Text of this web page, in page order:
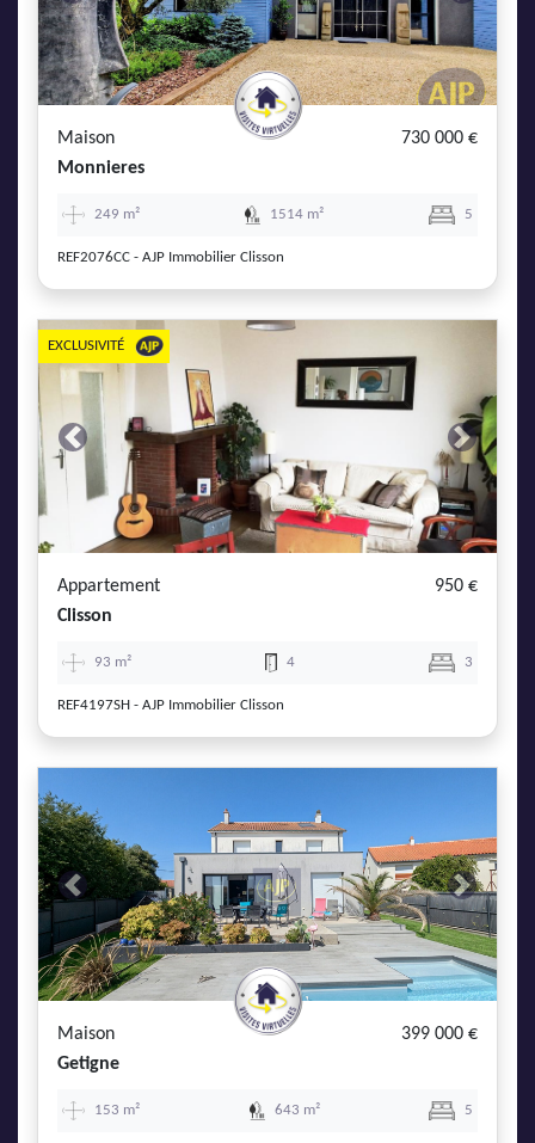
Maison
730 000 €
Monnieres
249 m² 1514 m² 5
REF2076CC - AJP Immobilier Clisson
Previous Next
EXCLUSIVITÉ
Appartement
950 €
Clisson
93 m² 4 3
REF4197SH - AJP Immobilier Clisson
Previous Next
Maison
399 000 €
Getigne
153 m² 643 m² 5